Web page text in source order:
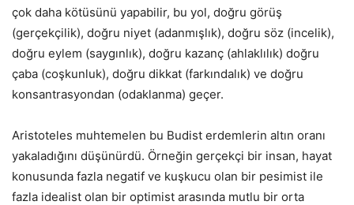
çok daha kötüsünü yapabilir, bu yol, doğru görüş
(gerçekçilik), doğru niyet (adanmışlık), doğru söz (incelik),
doğru eylem (saygınlık), doğru kazanç (ahlaklılık) doğru
çaba (coşkunluk), doğru dikkat (farkındalık) ve doğru
konsantrasyondan (odaklanma) geçer.
Aristoteles muhtemelen bu Budist erdemlerin altın oranı
yakaladığını düşünürdü. Örneğin gerçekçi bir insan, hayat
konusunda fazla negatif ve kuşkucu olan bir pesimist ile
fazla idealist olan bir optimist arasında mutlu bir orta